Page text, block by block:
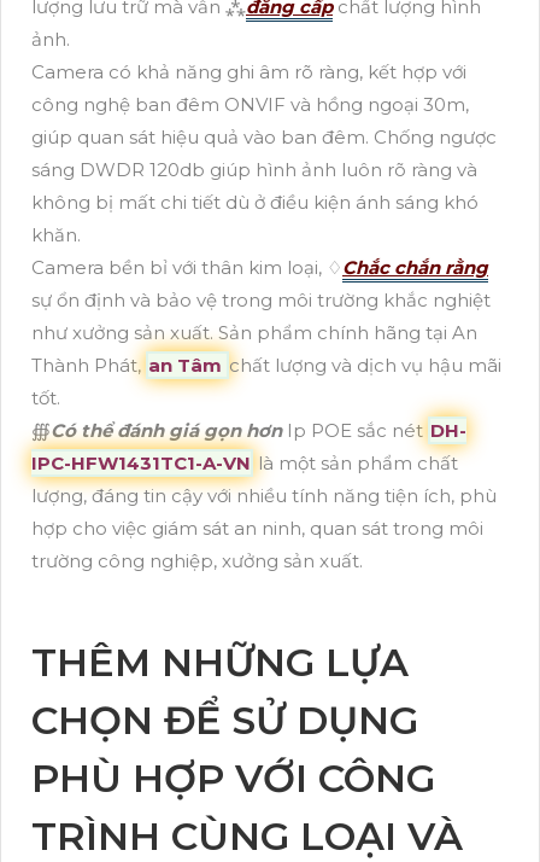
lượng lưu trữ mà vẫn ⁂đẳng cấpchất lượng hình
ảnh.
Camera có khả năng ghi âm rõ ràng, kết hợp với
công nghệ ban đêm ONVIF và hồng ngoại 30m,
giúp quan sát hiệu quả vào ban đêm. Chống ngược
sáng DWDR 120db giúp hình ảnh luôn rõ ràng và
không bị mất chi tiết dù ở điều kiện ánh sáng khó
khăn.
Camera bền bỉ với thân kim loại, ♢Chắc chắn rằng
sự ổn định và bảo vệ trong môi trường khắc nghiệt
như xưởng sản xuất. Sản phẩm chính hãng tại An
Thành Phát, an Tâm chất lượng và dịch vụ hậu mãi
tốt.
∰Có thể đánh giá gọn hơn Ip POE sắc nét DH-
IPC-HFW1431TC1-A-VN là một sản phẩm chất
lượng, đáng tin cậy với nhiều tính năng tiện ích, phù
hợp cho việc giám sát an ninh, quan sát trong môi
trường công nghiệp, xưởng sản xuất.
THÊM NHỮNG LỰA
CHỌN ĐỂ SỬ DỤNG
PHÙ HỢP VỚI CÔNG
TRÌNH CÙNG LOẠI VÀ